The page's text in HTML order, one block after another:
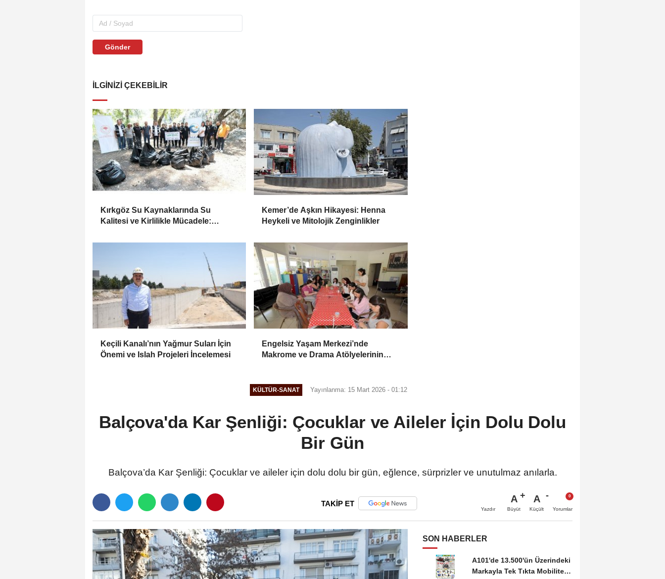
Gönder
İLGINIZI ÇEKEBILIR
Kırkgöz Su Kaynaklarında Su
Kalitesi ve Kirlilikle Mücadele:
Sorumluluk
Kemer’de Aşkın Hikayesi: Henna
Heykeli ve Mitolojik Zenginlikler
Keçili Kanalı’nın Yağmur Suları İçin
Önemi ve Islah Projeleri İncelemesi
Engelsiz Yaşam Merkezi’nde
Makrome ve Drama Atölyelerinin
KÜLTÜR-SANAT Yayınlanma: 15 Mart 2026 - 01:12
Balçova'da Kar Şenliği: Çocuklar ve Aileler İçin Dolu Dolu
Bir Gün
Balçova’da Kar Şenliği: Çocuklar ve aileler için dolu dolu bir gün, eğlence, sürprizler ve unutulmaz anılarla.
TAKİP ET
Yazdır
A
Büyüt
A
Küçült Yorumlar
SON HABERLER
A101'de 13.500'ün Üzerindeki
Markayla Tek Tıkta Mobilitesi